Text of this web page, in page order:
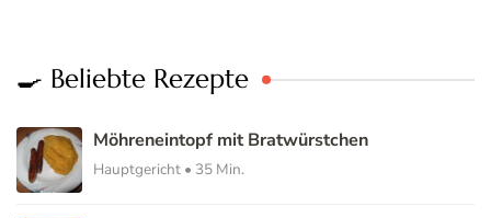
🍳 Beliebte Rezepte
Möhreneintopf mit Bratwürstchen
Hauptgericht • 35 Min.